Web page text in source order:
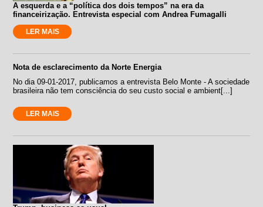
A esquerda e a “política dos dois tempos” na era da
financeirização. Entrevista especial com Andrea Fumagalli
LER MAIS
Nota de esclarecimento da Norte Energia
No dia 09-01-2017, publicamos a entrevista Belo Monte - A sociedade
brasileira não tem consciência do seu custo social e ambient[...]
LER MAIS